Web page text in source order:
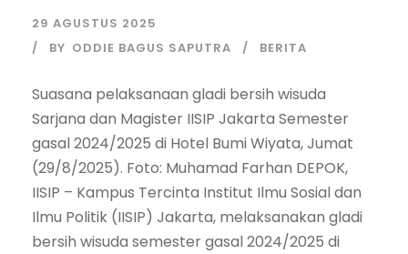
29 AGUSTUS 2025
BY ODDIE BAGUS SAPUTRA BERITA
Suasana pelaksanaan gladi bersih wisuda
Sarjana dan Magister IISIP Jakarta Semester
gasal 2024/2025 di Hotel Bumi Wiyata, Jumat
(29/8/2025). Foto: Muhamad Farhan DEPOK,
IISIP – Kampus Tercinta Institut Ilmu Sosial dan
Ilmu Politik (IISIP) Jakarta, melaksanakan gladi
bersih wisuda semester gasal 2024/2025 di